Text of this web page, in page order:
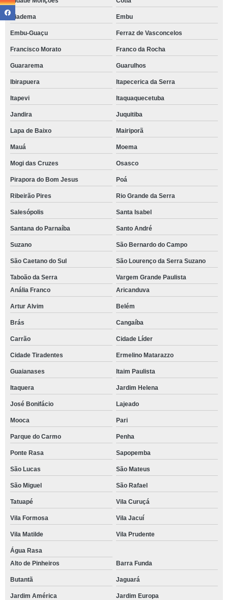
Diadema Embu
Embu-Guaçu Ferraz de Vasconcelos
Francisco Morato Franco da Rocha
Guararema Guarulhos
Ibirapuera Itapecerica da Serra
Itapevi Itaquaquecetuba
Jandira Juquitiba
Lapa de Baixo Mairiporã
Mauá Moema
Mogi das Cruzes Osasco
Pirapora do Bom Jesus Poá
Ribeirão Pires Rio Grande da Serra
Salesópolis Santa Isabel
Santana do Parnaíba Santo André
Suzano São Bernardo do Campo
São Caetano do Sul São Lourenço da Serra Suzano
Taboão da Serra
Vargem Grande Paulista
Anália Franco
Aricanduva
Artur Alvim Belém
Brás Cangaíba
Carrão Cidade Líder
Cidade Tiradentes Ermelino Matarazzo
Guaianases Itaim Paulista
Itaquera Jardim Helena
José Bonifácio Lajeado
Mooca Pari
Parque do Carmo Penha
Ponte Rasa Sapopemba
São Lucas São Mateus
São Miguel São Rafael
Tatuapé Vila Curuçá
Vila Formosa Vila Jacuí
Vila Matilde Vila Prudente
Água Rasa
Alto de Pinheiros
Barra Funda
Butantã Jaguará
Jardim América Jardim Europa